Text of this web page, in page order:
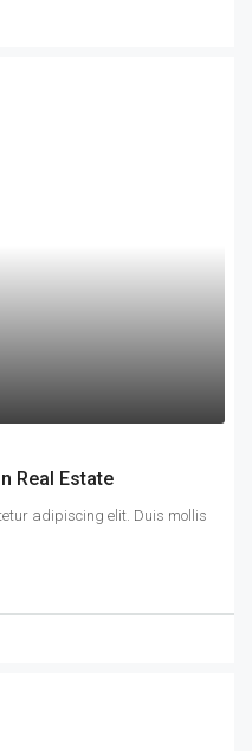
Real Estate
adipiscing elit. Duis mollis